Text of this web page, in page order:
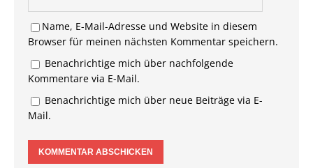
Name, E-Mail-Adresse und Website in diesem
Browser für meinen nächsten Kommentar speichern.
Benachrichtige mich über nachfolgende
Kommentare via E-Mail.
Benachrichtige mich über neue Beiträge via E-
Mail.